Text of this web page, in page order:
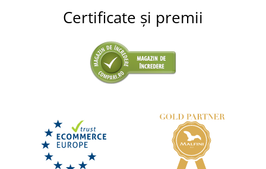
Certificate și premii